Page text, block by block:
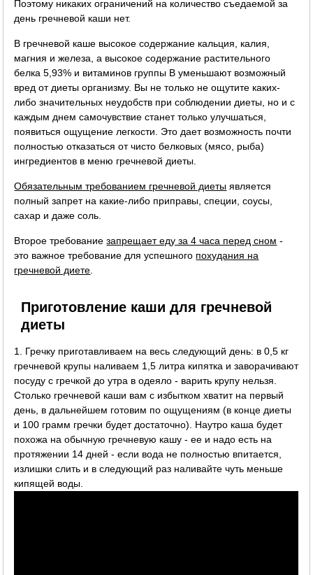
Поэтому никаких ограничений на количество съедаемой за
день гречневой каши нет.
В гречневой каше высокое содержание кальция, калия,
магния и железа, а высокое содержание растительного
белка 5,93% и витаминов группы B уменьшают возможный
вред от диеты организму. Вы не только не ощутите каких-
либо значительных неудобств при соблюдении диеты, но и с
каждым днем самочувствие станет только улучшаться,
появиться ощущение легкости. Это дает возможность почти
полностью отказаться от чисто белковых (мясо, рыба)
ингредиентов в меню гречневой диеты.
Обязательным требованием гречневой диеты является
полный запрет на какие-либо приправы, специи, соусы,
сахар и даже соль.
Второе требованиезапрещает еду за 4 часа перед сном -
это важное требование для успешного похудания на
гречневой диете
Приготовление каши для гречневой
диеты
1. Гречку приготавливаем на весь следующий день: в 0,5 кг
гречневой крупы наливаем 1,5 литра кипятка и заворачивают
посуду с гречкой до утра в одеяло - варить крупу нельзя.
Столько гречневой каши вам с избытком хватит на первый
день, в дальнейшем готовим по ощущениям (в конце диеты
и 100 грамм гречки будет достаточно). Наутро каша будет
похожа на обычную гречневую кашу - ее и надо есть на
протяжении 14 дней - если вода не полностью впитается,
излишки слить и в следующий раз наливайте чуть меньше
кипящей воды.